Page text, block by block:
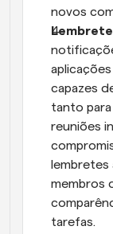
novos
capazes
tanto para
reuniões
membros
tarefas.